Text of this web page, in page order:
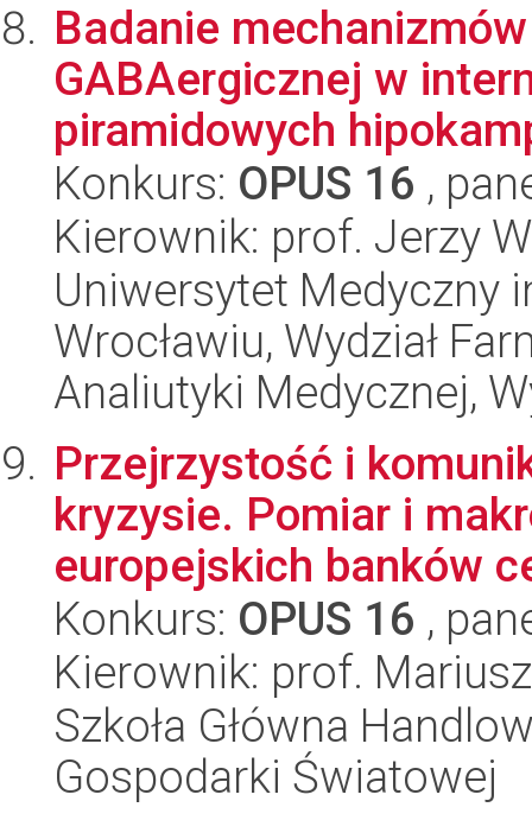
Badanie
GABAergicznej w
piramidowych
Konkurs: OPUS 16 ,
Kierownik: prof. Jerzy
Uniwersytet Medyczny
Wrocławiu, Wydział
Analiutyki Medycznej,
Przejrzystość i
kryzysie. Pomiar i
europejskich banków
Konkurs: OPUS 16 ,
Kierownik: prof.
Szkoła Główna
Gospodarki Światowej